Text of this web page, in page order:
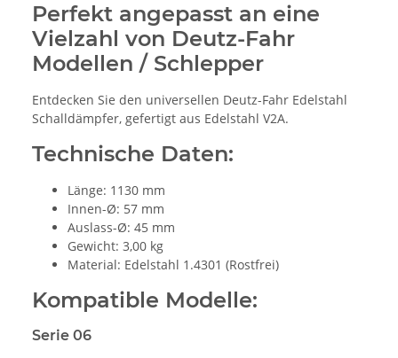
Perfekt angepasst an eine
Vielzahl von Deutz-Fahr
Modellen / Schlepper
Entdecken Sie den universellen Deutz-Fahr Edelstahl
Schalldämpfer, gefertigt aus Edelstahl V2A.
Technische Daten:
Länge: 1130 mm
Innen-Ø: 57 mm
Auslass-Ø: 45 mm
Gewicht: 3,00 kg
Material: Edelstahl 1.4301 (Rostfrei)
Kompatible Modelle:
Serie 06